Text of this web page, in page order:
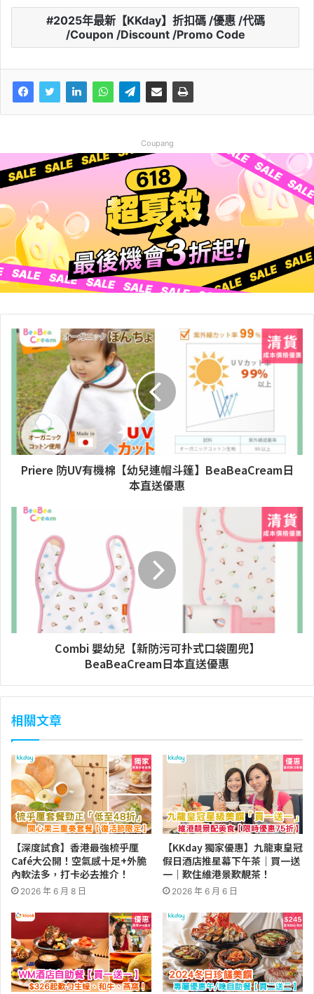
2025年最新【KKday】折扣碼 /優惠 /代碼
/Coupon /Discount /Promo Code
Coupang
Priere 防UV有機棉【幼兒連帽斗篷】BeaBeaCream日
本直送優惠
Combi 嬰幼兒【新防污可扑式口袋圍兜】
BeaBeaCream日本直送優惠
相關文章
【深度試食】香港最強梳乎厘
Café大公開！空氣感十足+外脆
內軟法多，打卡必去推介！
2026 年 6 月 8 日
【KKday 獨家優惠】九龍東皇冠
假日酒店推星幕下午茶｜買一送
一｜歎住維港景歎靚茶！
2026 年 6 月 6 日